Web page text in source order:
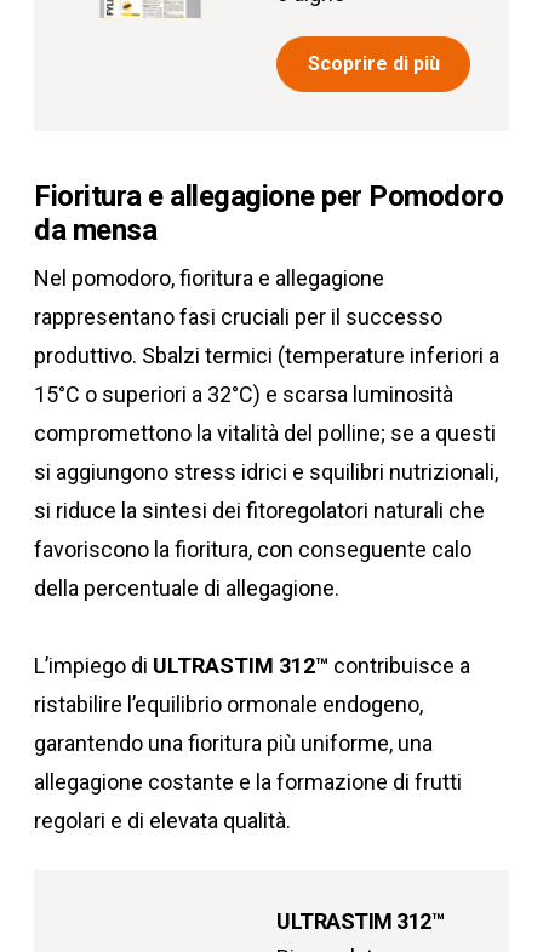
Scoprire di più
Fioritura e allegagione per Pomodoro
da mensa
Nel pomodoro, fioritura e allegagione
rappresentano fasi cruciali per il successo
produttivo. Sbalzi termici (temperature inferiori a
15°C o superiori a 32°C) e scarsa luminosità
compromettono la vitalità del polline; se a questi
si aggiungono stress idrici e squilibri nutrizionali,
si riduce la sintesi dei fitoregolatori naturali che
favoriscono la fioritura, con conseguente calo
della percentuale di allegagione.
L’impiego di ULTRASTIM 312™ contribuisce a
ristabilire l’equilibrio ormonale endogeno,
garantendo una fioritura più uniforme, una
allegagione costante e la formazione di frutti
regolari e di elevata qualità.
ULTRASTIM 312™